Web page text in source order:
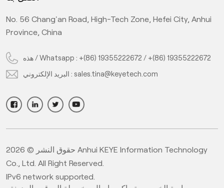
No. 56 Chang'an Road, High-Tech Zone, Hefei City, Anhui
Province, China
هذه / Whatsapp : +(86) 19355222672 / +(86) 19355222672
البريد الإلكتروني :sales.tina@keyetech.com
حقوق النشر © 2026 Anhui KEYE Information Technology
Co., Ltd. All Right Reserved.
IPv6 network supported.